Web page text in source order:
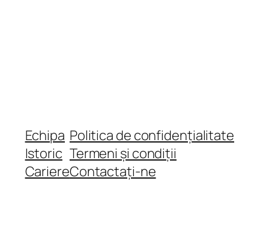
Echipa
Istoric
Cariere
Politica de confidențialitate
Termeni și condiții
Contactați-ne